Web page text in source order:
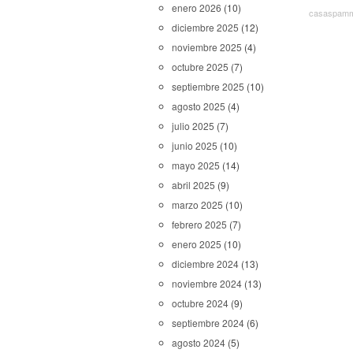
enero 2026 (10)
diciembre 2025 (12)
noviembre 2025 (4)
octubre 2025 (7)
septiembre 2025 (10)
agosto 2025 (4)
julio 2025 (7)
junio 2025 (10)
mayo 2025 (14)
abril 2025 (9)
marzo 2025 (10)
febrero 2025 (7)
enero 2025 (10)
diciembre 2024 (13)
noviembre 2024 (13)
octubre 2024 (9)
septiembre 2024 (6)
agosto 2024 (5)